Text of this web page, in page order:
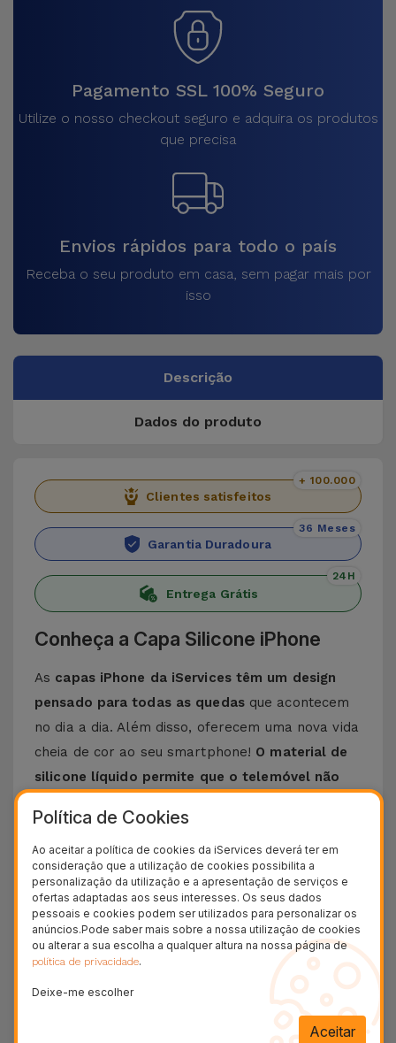
Pagamento SSL 100% Seguro
Utilize o nosso checkout seguro e adquira os produtos
que precisa
Envios rápidos para todo o país
Receba o seu produto em casa, sem pagar mais por
isso
Descrição
Dados do produto
Clientes satisfeitos
+ 100.000
Garantia Duradoura
36 Meses
Entrega Grátis
24H
Conheça a Capa Silicone iPhone
As capas iPhone da iServices têm um design
pensado para todas as quedasque acontecem
no dia a dia. Além disso, oferecem uma nova vida
cheia de cor ao seu smartphone! O material de
silicone líquido permite que o telemóvel não
Esta Capa é compatível com os modelos
15 , 14, 13, 12 entre outros bem como os mais
recentes modelos da Apple, oiPhone 16e
iPhone 17.
Proteção de 3 camadas com as Capas
Silicone
Capas Silicone iPhone contam com
uma construção robusta e de qualidade, com
Política de Cookies
Ao aceitar a política de cookies da iServices deverá ter em
consideração que a utilização de cookies possibilita a
personalização da utilização e a apresentação de serviços e
ofertas adaptadas aos seus interesses. Os seus dados
pessoais e cookies podem ser utilizados para personalizar os
anúncios.Pode saber mais sobre a nossa utilização de cookies
ou alterar a sua escolha a qualquer altura na nossa página de
política de privacidade.
Deixe-me escolher
Aceitar